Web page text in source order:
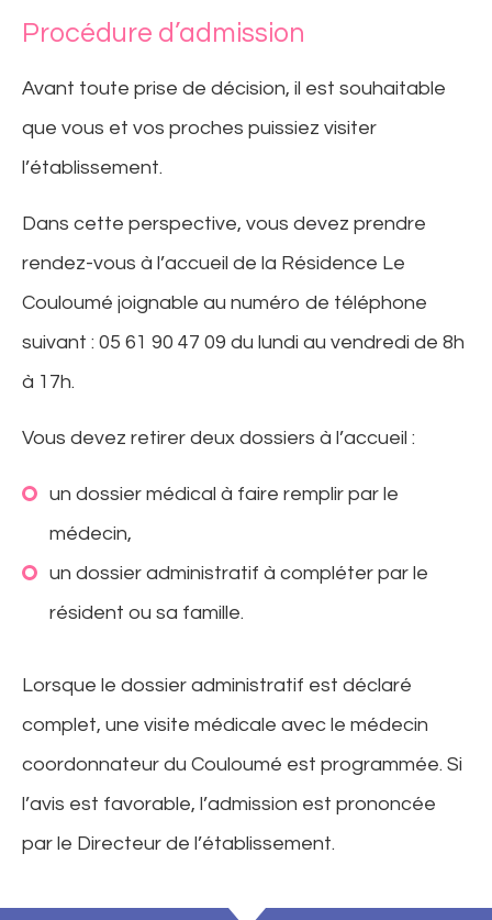
Procédure d’admission
Avant toute prise de décision, il est souhaitable
que vous et vos proches puissiez visiter
l’établissement.
Dans cette perspective, vous devez prendre
rendez-vous à l’accueil de la Résidence Le
Couloumé joignable au numéro de téléphone
suivant : 05 61 90 47 09 du lundi au vendredi de 8h
à 17h.
Vous devez retirer deux dossiers à l’accueil :
un dossier médical à faire remplir par le
médecin,
un dossier administratif à compléter par le
résident ou sa famille.
Lorsque le dossier administratif est déclaré
complet, une visite médicale avec le médecin
coordonnateur du Couloumé est programmée. Si
l’avis est favorable, l’admission est prononcée
par le Directeur de l’établissement.